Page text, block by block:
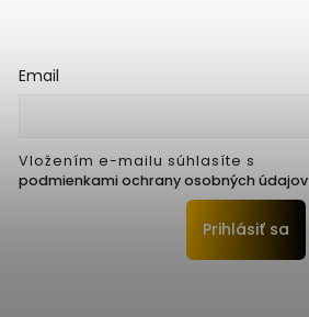
Email
Vložením e-mailu súhlasíte s
podmienkami ochrany osobných údajov
Prihlásiť sa